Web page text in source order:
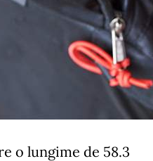
o lungime de 58.3